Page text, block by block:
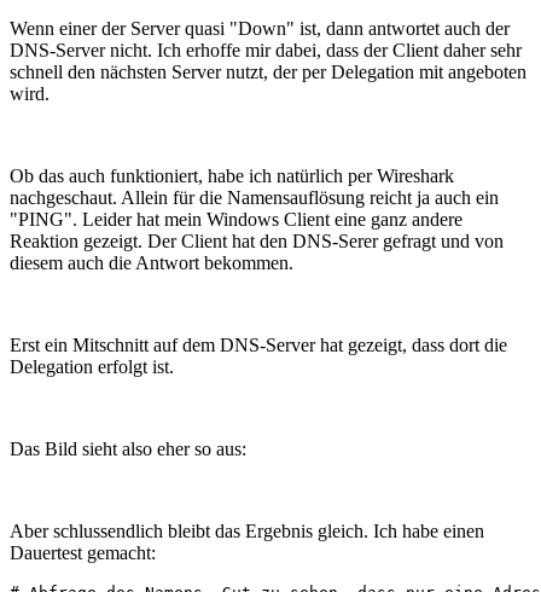
Wenn einer der Server quasi "Down" ist, dann antwortet auch der
DNS-Server nicht. Ich erhoffe mir dabei, dass der Client daher sehr
schnell den nächsten Server nutzt, der per Delegation mit angeboten
wird.
Ob das auch funktioniert, habe ich natürlich per Wireshark
nachgeschaut. Allein für die Namensauflösung reicht ja auch ein
"PING". Leider hat mein Windows Client eine ganz andere
Reaktion gezeigt. Der Client hat den DNS-Serer gefragt und von
diesem auch die Antwort bekommen.
Erst ein Mitschnitt auf dem DNS-Server hat gezeigt, dass dort die
Delegation erfolgt ist.
Das Bild sieht also eher so aus:
Aber schlussendlich bleibt das Ergebnis gleich. Ich habe einen
Dauertest gemacht: